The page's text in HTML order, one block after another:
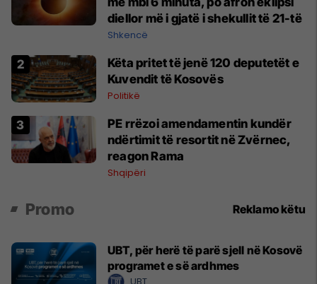
diellor më i gjatë i shekullit të 21-të
Shkencë
Këta pritet të jenë 120 deputetët e
Kuvendit të Kosovës
Politikë
​PE rrëzoi amendamentin kundër
ndërtimit të resortit në Zvërnec,
reagon Rama
Shqipëri
Promo Reklamo këtu
UBT, për herë të parë sjell në Kosovë
programet e së ardhmes